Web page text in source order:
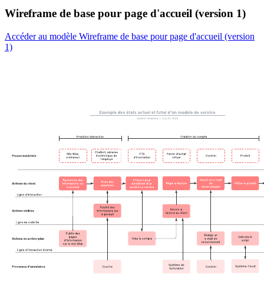
Wireframe de base pour page d'accueil (version 1)
Accéder au modèle Wireframe de base pour page d'accueil (version
1)